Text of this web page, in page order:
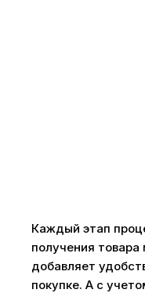
Каждый этап
получения
добавляет
покупке. А с